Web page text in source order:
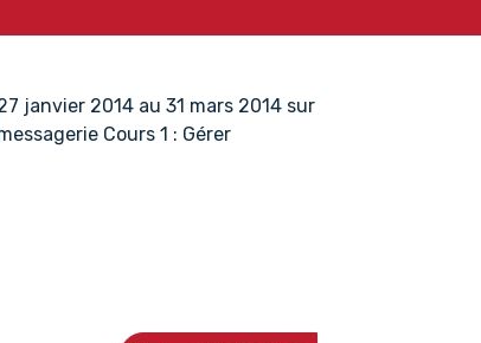
janvier 2014 au 31 mars 2014 sur
Cours 1 : Gérer